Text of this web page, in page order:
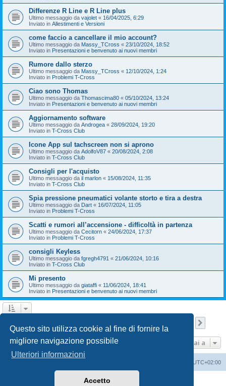
Questo sito utilizza cookie al fine di fornire la
migliore navigazione possibile
Ulteriori informazioni
Accetto
Differenze R Line e R Line plus
Ultimo messaggio da vajolet « 16/04/2025, 6:29
Inviato in Allestimenti e Versioni
come faccio a cancellare il mio account?
Ultimo messaggio da Massy_TCross « 23/10/2024, 18:52
Inviato in Presentazioni e benvenuto ai nuovi membri
Rumore dallo sterzo
Ultimo messaggio da Massy_TCross « 12/10/2024, 1:24
Inviato in Problemi T-Cross
Ciao sono Thomas
Ultimo messaggio da Thomascima80 « 05/10/2024, 13:24
Inviato in Presentazioni e benvenuto ai nuovi membri
Aggiornamento software
Ultimo messaggio da Androgea « 28/09/2024, 19:20
Inviato in T-Cross Club
Icone App sul tachscreen non si aprono
Ultimo messaggio da AdolfoV87 « 20/08/2024, 2:08
Inviato in T-Cross Club
Consigli per l'acquisto
Ultimo messaggio da il marlon « 15/08/2024, 11:35
Inviato in T-Cross Club
Spia pressione pneumatici volante storto e tira a destra
Ultimo messaggio da Dart « 16/07/2024, 11:05
Inviato in Problemi T-Cross
Scatti e rumori all’accensione - difficoltà in partenza
Ultimo messaggio da Cecitorn « 24/06/2024, 17:37
Inviato in Problemi T-Cross
consigli Keyless
Ultimo messaggio da fgregh4791 « 21/06/2024, 10:16
Inviato in T-Cross Club
Mi presento
Ultimo messaggio da giataffi « 11/06/2024, 18:41
Inviato in Presentazioni e benvenuto ai nuovi membri
Vai a
UTC+02:00
phpBB® Forum Software © phpBB Limited